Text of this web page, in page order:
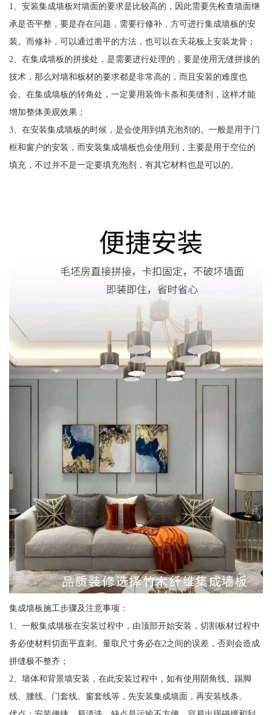
1、安装集成墙板对墙面的要求是比较高的，因此需要先检查墙面继
承是否平整，要是存在问题，需要行修补，方可进行集成墙板的安
装。而修补，可以通过凿平的方法，也可以在天花板上安装龙骨；
2、在集成墙板的拼接处，是需要进行处理的，要是使用无缝拼接的
技术，那么对墙和板材的要求都是非常高的，而且安装的难度也
会。在集成墙板的转角处，一定要用装饰卡条和美缝剂，这样才能
增加整体美观效果；
3、在安装集成墙板的时候，是会使用到填充泡剂的。一般是用于门
框和窗户的安装，而安装集成墙板也会使用到，主要是用于空位的
填充，不过并不是一定要填充泡剂，有其它材料也是可以的。
集成墙板施工步骤及注意事项：
1、一般集成墙板在安装过程中，由顶部开始安装，切割板材过程中
务必使材料切面平直刺。量取尺寸务必在2之间的误差，否则会造成
拼缝极不整齐；
2、墙体和背景墙安装，在此安装过程中，如有使用阴角线、踢脚
线、腰线、门套线、窗套线等，先安装集成墙面，再安装线条。